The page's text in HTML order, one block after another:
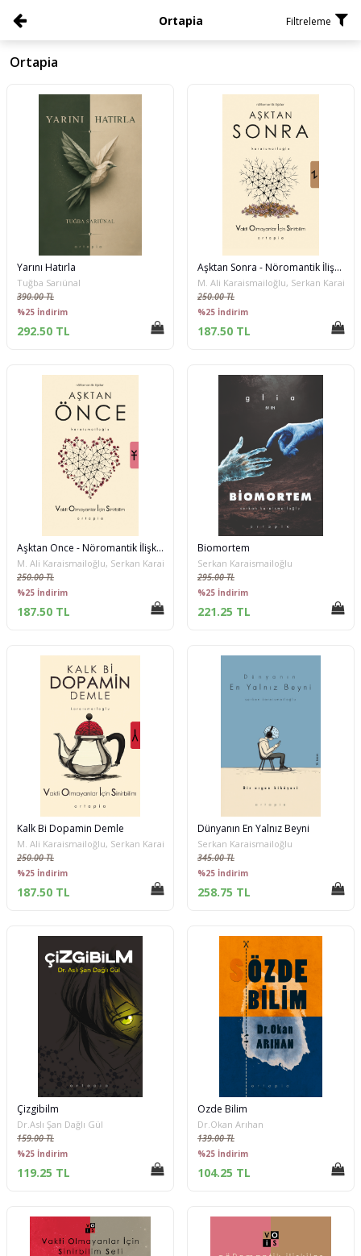
Ortapia Filtreleme
Ortapia
Yarını Hatırla
Tuğba Sarıünal
390.00 TL
%25 İndirim
292.50 TL
Aşktan Sonra - Nöromantik İlişkiler
M. Ali Karaismailoğlu, Serkan
250.00 TL
%25 İndirim
187.50 TL
Aşktan Önce - Nöromantik İlişkiler
M. Ali Karaismailoğlu, Serkan Karaismailoğlu
250.00 TL
%25 İndirim
187.50 TL
Biomortem
Serkan Karaismailoğlu
295.00 TL
%25 İndirim
221.25 TL
Kalk Bi Dopamin Demle
M. Ali Karaismailoğlu, Serkan Karaismailoğlu
250.00 TL
%25 İndirim
187.50 TL
Dünyanın En Yalnız Beyni
Serkan Karaismailoğlu
345.00 TL
%25 İndirim
258.75 TL
Çizgibilm
Dr.Aslı Şan Dağlı Gül
159.00 TL
%25 İndirim
119.25 TL
Özde Bilim
Dr.Okan Arıhan
139.00 TL
%25 İndirim
104.25 TL